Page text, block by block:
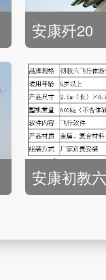
安康015
安康飞行